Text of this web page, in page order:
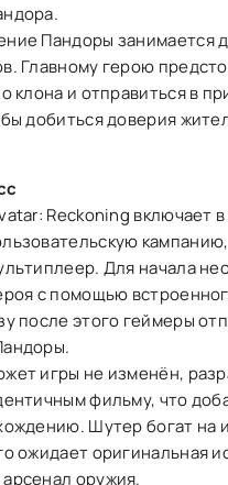
Пандоры занимается
Главному герою
клона и отправиться в
добиться доверия
Reckoning включает
кампанию,
Для начала
с помощью
после этого геймеры
игры не изменён,
фильму, что
Шутер богат на
ожидает оригинальная
оружия.